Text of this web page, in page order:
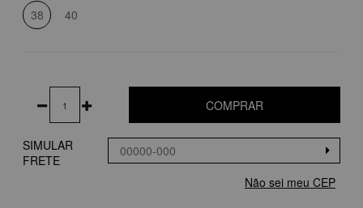
38 40
COMPRAR
SIMULAR
FRETE
Não sei meu CEP